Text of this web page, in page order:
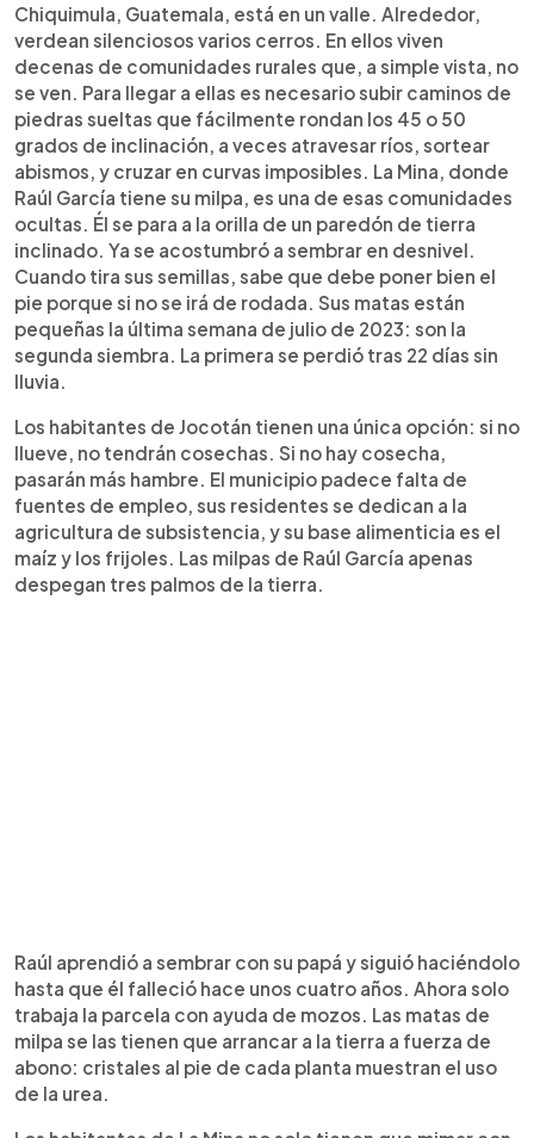
Chiquimula, Guatemala, está en un valle. Alrededor,
verdean silenciosos varios cerros. En ellos viven
decenas de comunidades rurales que, a simple vista, no
se ven. Para llegar a ellas es necesario subir caminos de
piedras sueltas que fácilmente rondan los 45 o 50
grados de inclinación, a veces atravesar ríos, sortear
abismos, y cruzar en curvas imposibles. La Mina, donde
Raúl García tiene su milpa, es una de esas comunidades
ocultas. Él se para a la orilla de un paredón de tierra
inclinado. Ya se acostumbró a sembrar en desnivel.
Cuando tira sus semillas, sabe que debe poner bien el
pie porque si no se irá de rodada. Sus matas están
pequeñas la última semana de julio de 2023: son la
segunda siembra. La primera se perdió tras 22 días sin
lluvia.
Los habitantes de Jocotán tienen una única opción: si no
llueve, no tendrán cosechas. Si no hay cosecha,
pasarán más hambre. El municipio padece falta de
fuentes de empleo, sus residentes se dedican a la
agricultura de subsistencia, y su base alimenticia es el
maíz y los frijoles. Las milpas de Raúl García apenas
despegan tres palmos de la tierra.
Raúl aprendió a sembrar con su papá y siguió haciéndolo
hasta que él falleció hace unos cuatro años. Ahora solo
trabaja la parcela con ayuda de mozos. Las matas de
milpa se las tienen que arrancar a la tierra a fuerza de
abono: cristales al pie de cada planta muestran el uso
de la urea.